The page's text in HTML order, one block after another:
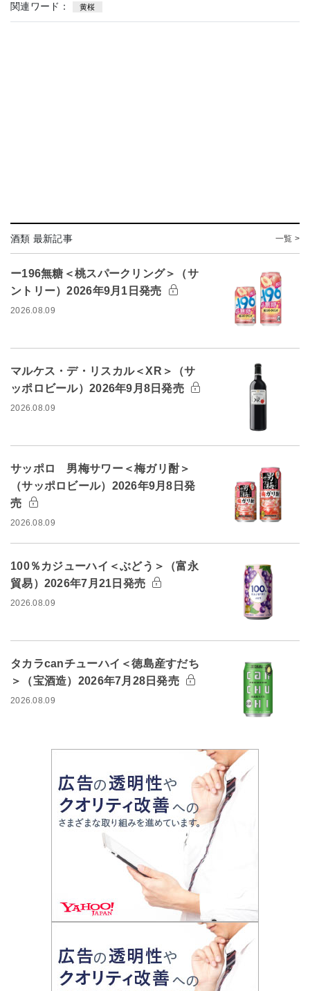
関連ワード： 黄桜
酒類 最新記事 一覧 >
ー196無糖＜桃スパークリング＞（サ
ントリー）2026年9月1日発売
2026.08.09
マルケス・デ・リスカル＜XR＞（サ
ッポロビール）2026年9月8日発売
2026.08.09
サッポロ 男梅サワー＜梅ガリ酎＞
（サッポロビール）2026年9月8日発
売
2026.08.09
100％カジューハイ＜ぶどう＞（富永
貿易）2026年7月21日発売
2026.08.09
タカラcanチューハイ＜徳島産すだち
＞（宝酒造）2026年7月28日発売
2026.08.09